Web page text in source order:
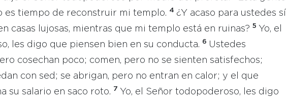
es tiempo de reconstruir mi templo. 4 ¿Y acaso para ustedes sí
casas lujosas, mientras que mi templo está en ruinas? 5 Yo, el
les digo que piensen bien en su conducta. 6 Ustedes
cosechan poco; comen, pero no se sienten satisfechos;
con sed; se abrigan, pero no entran en calor; y el que
su salario en saco roto. 7 Yo, el Señor todopoderoso, les digo